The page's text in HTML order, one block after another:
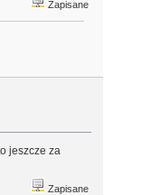
Zapisane
jeszcze za
Zapisane